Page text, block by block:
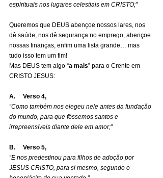
espirituais nos lugares celestiais em CRISTO;”
Queremos que DEUS abençoe nossos lares, nos
dê saúde, nos dê segurança no emprego, abençoe
nossas finanças, enfim uma lista grande… mas
tudo isso tem um fim!
Mas DEUS tem algo “a mais” para o Crente em
CRISTO JESUS:
A.     Verso 4,
“Como também nos elegeu nele antes da fundação
do mundo, para que fôssemos santos e
irrepreensíveis diante dele em amor;”
B.     Verso 5,
“E nos predestinou para filhos de adoção por
JESUS CRISTO, para si mesmo, segundo o